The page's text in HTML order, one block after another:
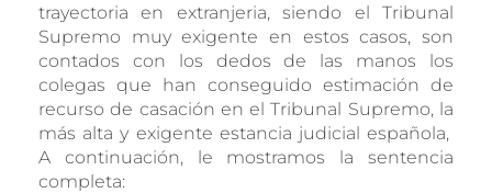
trayectoria en extranjeria, siendo el Tribunal
Supremo muy exigente en estos casos, son
contados con los dedos de las manos los
colegas que han conseguido estimación de
recurso de casación en el Tribunal Supremo, la
más alta y exigente estancia judicial española,
A continuación, le mostramos la sentencia
completa: